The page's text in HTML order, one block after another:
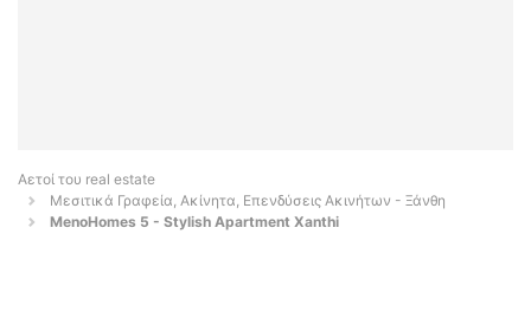
Αετοί του real estate
Μεσιτικά Γραφεία, Ακίνητα, Επενδύσεις Ακινήτων - Ξάνθη
MenoHomes 5 - Stylish Apartment Xanthi